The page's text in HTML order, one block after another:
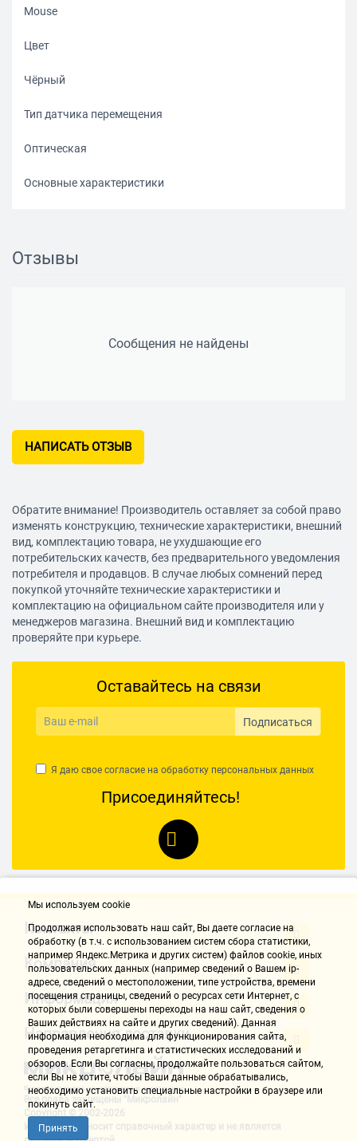
Mouse
Цвет
Чёрный
Тип датчика перемещения
Оптическая
Основные характеристики
Наличие подставки
Нет
Скорость
30 дюйм/с
Интерфейс подключения
Конструктивные особенности мыши
Комплект поставки
Проводная игровая мышь Defender Venom GM-640L
По кабелю
Особенности корпуса
Количество кнопок (шт)
8
Колесо прокрутки
Есть
Индикаторы
Нет
Отзывы
Сообщения не найдены
НАПИСАТЬ ОТЗЫВ
Обратите внимание! Производитель оставляет за собой право
изменять конструкцию, технические характеристики, внешний
вид, комплектацию товара, не ухудшающие его
потребительских качеств, без предварительного уведомления
потребителя и продавцов. В случае любых сомнений перед
покупкой уточняйте технические характеристики и
комплектацию на официальном сайте производителя или у
менеджеров магазина. Внешний вид и комплектацию
проверяйте при курьере.
Оставайтесь на связи
Подписаться
Я даю свое согласие на обработку персональных данных
Присоединяйтесь!
Контакты
Компания
Информация
Направления доставки
Все права защищены "Микролайн"
Copyright © 2002-2026
Информация носит справочный характер и не является
Мы используем cookie
Продолжая использовать наш cайт, Вы даете согласие на
обработку (в т.ч. с использованием систем сбора статистики,
например Яндекс.Метрика и других систем) файлов cookie, иных
пользовательских данных (например сведений о Вашем ip-
адресе, сведений о местоположении, типе устройства, времени
посещения страницы, сведений о ресурсах сети Интернет, с
которых были совершены переходы на наш сайт, сведения о
Ваших действиях на сайте и других сведений). Данная
информация необходима для функционирования сайта,
проведения ретаргетинга и статистических исследований и
обзоров. Если Вы согласны, продолжайте пользоваться сайтом,
если Вы не хотите, чтобы Ваши данные обрабатывались,
необходимо установить специальные настройки в браузере или
покинуть сайт.
Принять